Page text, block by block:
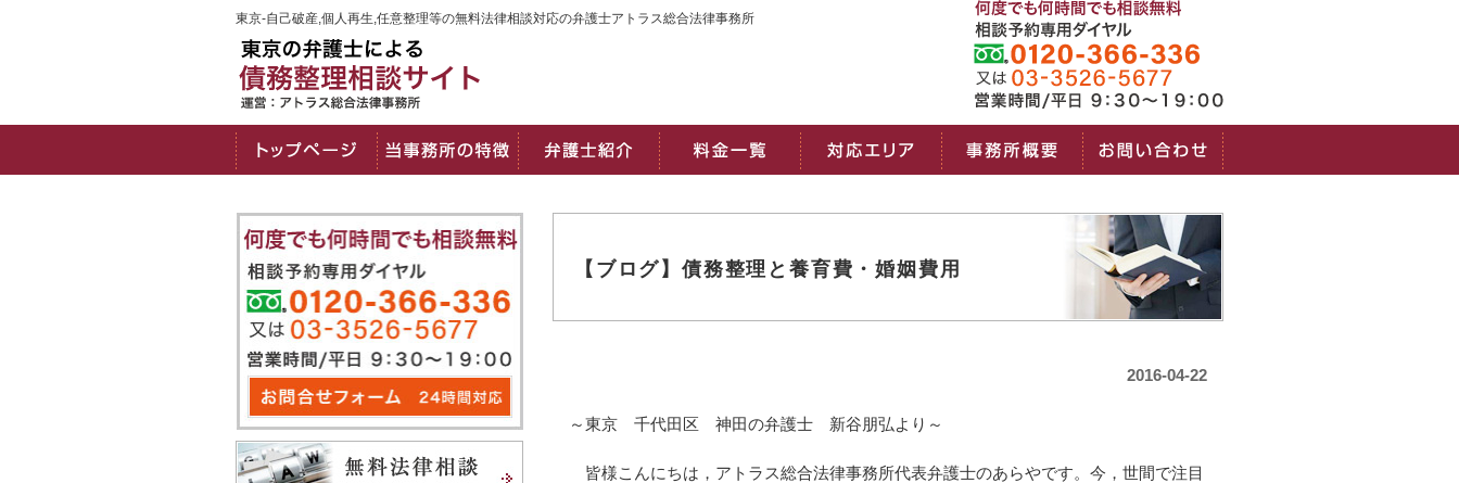
東京-自己破産,個人再生,任意整理等の無料法律相談対応の弁護士アトラス総合法律事務所
【ブログ】債務整理と養育費・婚姻費用
2016-04-22
～東京 千代田区 神田の弁護士 新谷朋弘より～
皆様こんにちは，アトラス総合法律事務所代表弁護士のあらやです。今，世間で注目